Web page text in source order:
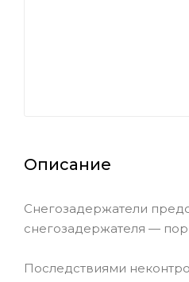
Описание
Снегозадержатели
снегозадержателя —
Последствиями